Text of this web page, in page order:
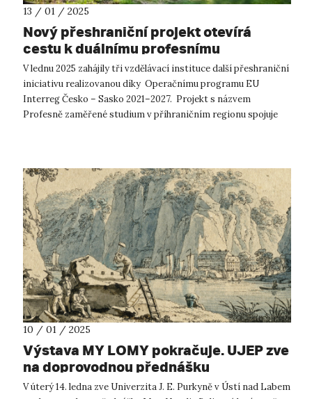
13 / 01 / 2025
Nový přeshraniční projekt otevírá
cestu k duálnímu profesnímu
vzdělávání
V lednu 2025 zahájily tři vzdělávací instituce další přeshraniční
iniciativu realizovanou díky Operačnímu programu EU
Interreg Česko – Sasko 2021–2027. Projekt s názvem
Profesně zaměřené studium v příhraničním regionu spojuje
10 / 01 / 2025
Výstava MY LOMY pokračuje. UJEP zve
na doprovodnou přednášku
V úterý 14. ledna zve Univerzita J. E. Purkyně v Ústí nad Labem